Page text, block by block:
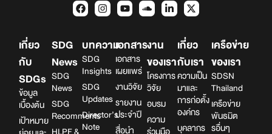
เกี่ยว
กับ
SDGs
ข้อมูล
เบื้องต้น
เป้าหมาย
SDG
News
SDG
News
SDG
Recomments
บทความ
SDG
Insights
SDG
Updates
Director’s
Note
เอกสาร
เอกสาร
เผยแพร่
งานวิจัย
รายงาน
ประจำปี
สื่อนำ
งาน
ของเรา
โครงการ
วิจัย
อบรม
ความ
เกี่ยว
กับเรา
ความเป็น
มาและ
การก่อตั้ง
องค์กร
บุคลากร
เครือข่าย
ของเรา
SDSN
Thailand
เครือข่าย
พันธมิต
รอื่นๆ